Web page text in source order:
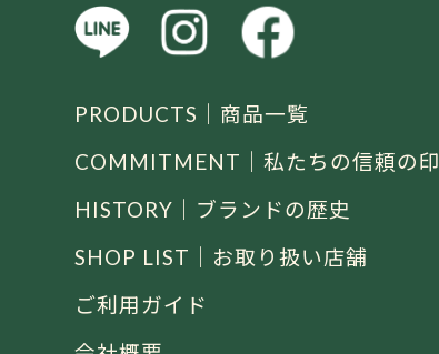
PRODUCTS｜商品一覧
COMMITMENT｜私たちの信頼の印
HISTORY｜ブランドの歴史
SHOP LIST｜お取り扱い店舗
ご利用ガイド